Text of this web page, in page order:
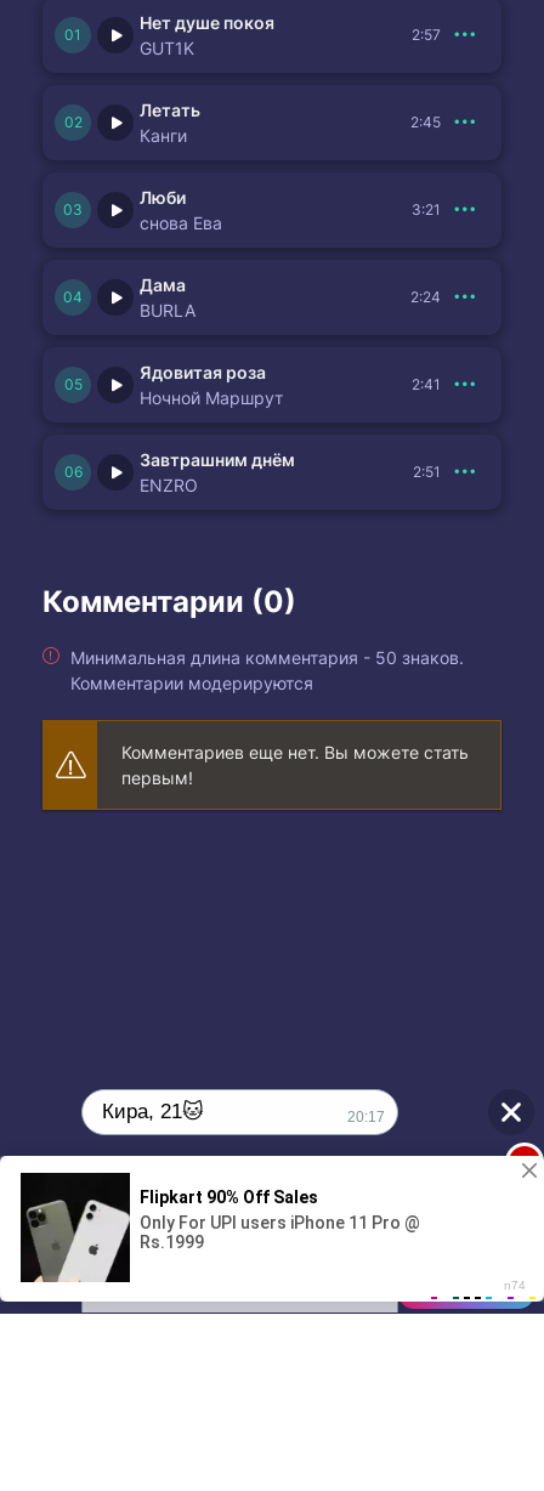
Нет душе покоя
GUT1K
2:57
Летать
Канги
2:45
Люби
снова Ева
3:21
Дама
BURLA
2:24
Ядовитая роза
Ночной Маршрут
2:41
Завтрашним днём
ENZRO
2:51
Комментарии (0)
Минимальная длина комментария - 50 знаков.
Комментарии модерируются
Комментариев еще нет. Вы можете стать
первым!
01/07
00:00
Кира, 21🐱 20:17
Поиграешь со мной? 💖🐾
1